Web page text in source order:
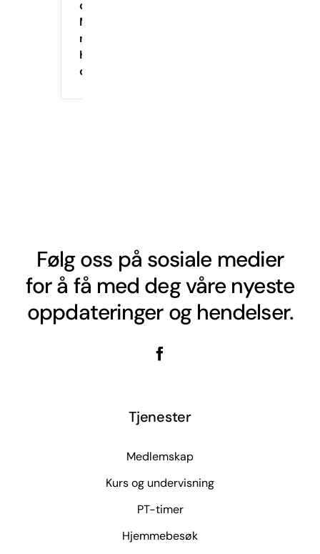
og
Moro
med
Hunden
din!
Følg oss på sosiale medier
for å få med deg våre nyeste
oppdateringer og hendelser.
Tjenester
Medlemskap
Kurs og undervisning
PT-timer
Hjemmebesøk